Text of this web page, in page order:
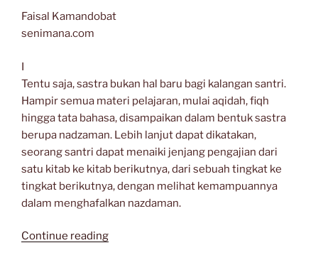
Faisal Kamandobat
senimana.com
I
Tentu saja, sastra bukan hal baru bagi kalangan santri.
Hampir semua materi pelajaran, mulai aqidah, fiqh
hingga tata bahasa, disampaikan dalam bentuk sastra
berupa nadzaman. Lebih lanjut dapat dikatakan,
seorang santri dapat menaiki jenjang pengajian dari
satu kitab ke kitab berikutnya, dari sebuah tingkat ke
tingkat berikutnya, dengan melihat kemampuannya
dalam menghafalkan nazdaman.
Continue reading“KATA-